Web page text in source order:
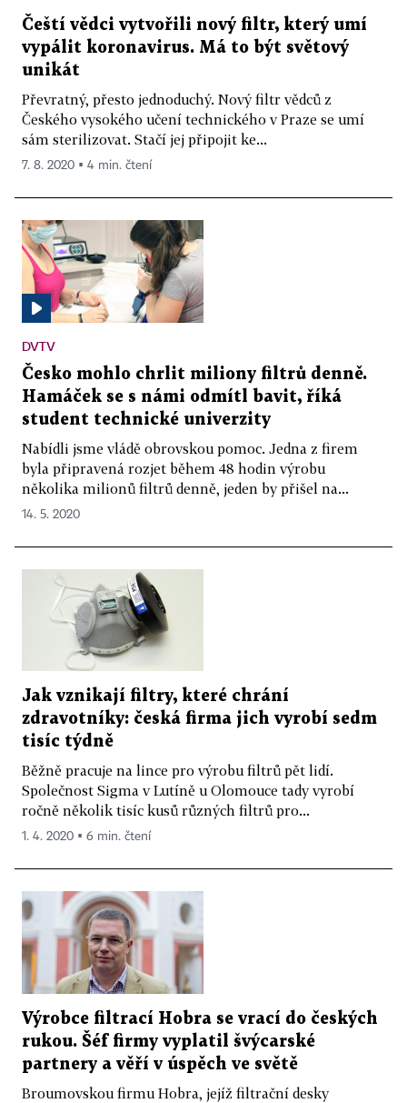
Čeští vědci vytvořili nový filtr, který umí
vypálit koronavirus. Má to být světový
unikát
Převratný, přesto jednoduchý. Nový filtr vědců z
Českého vysokého učení technického v Praze se umí
sám sterilizovat. Stačí jej připojit ke...
7. 8. 2020 ▪ 4 min. čtení
DVTV
Česko mohlo chrlit miliony filtrů denně.
Hamáček se s námi odmítl bavit, říká
student technické univerzity
Nabídli jsme vládě obrovskou pomoc. Jedna z firem
byla připravená rozjet během 48 hodin výrobu
několika milionů filtrů denně, jeden by přišel na...
14. 5. 2020
Jak vznikají filtry, které chrání
zdravotníky: česká firma jich vyrobí sedm
tisíc týdně
Běžně pracuje na lince pro výrobu filtrů pět lidí.
Společnost Sigma v Lutíně u Olomouce tady vyrobí
ročně několik tisíc kusů různých filtrů pro...
1. 4. 2020 ▪ 6 min. čtení
Výrobce filtrací Hobra se vrací do českých
rukou. Šéf firmy vyplatil švýcarské
partnery a věří v úspěch ve světě
Broumovskou firmu Hobra, jejíž filtrační desky